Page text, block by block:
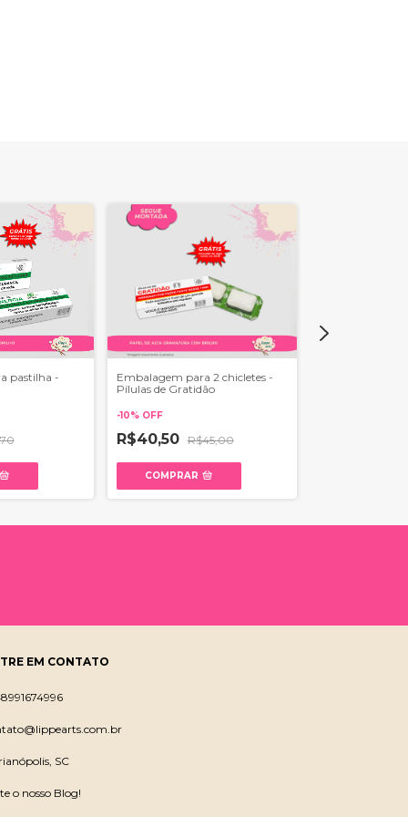
pastilha -
Embalagem para 2 chicletes -
Pílulas de Gratidão
-10% OFF
R$40,50 R$45,00
COMPRAR
EM CONTATO
SC
o nosso Blog!